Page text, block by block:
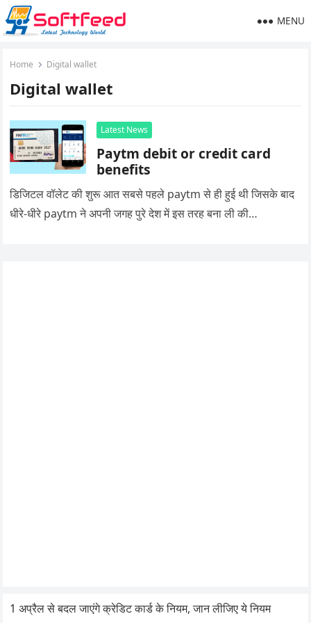
MENU
Home Digital wallet
Digital wallet
Latest News
Paytm debit or credit card
benefits
डिजिटल वॉलेट की शुरू आत सबसे पहले paytm से ही हुई थी जिसके बाद
धीरे-धीरे paytm ने अपनी जगह पुरे देश में इस तरह बना ली की…
1 अप्रैल से बदल जाएंगे क्रेडिट कार्ड के नियम, जान लीजिए ये नियम